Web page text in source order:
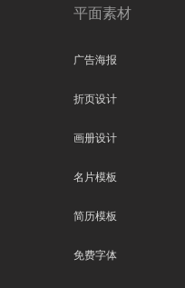
平面素材
广告海报
折页设计
画册设计
名片模板
简历模板
免费字体